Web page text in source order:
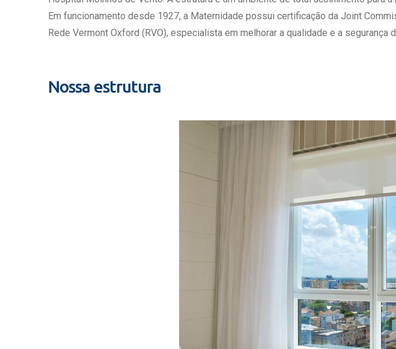
Estrutura de Gestão
Exames - Portal Médico
Em funcionamento desde 1927, a Maternidade possui certificação da Joint
Rede Vermont Oxford (RVO), especialista em melhorar a qualidade e a
Nossa estrutura